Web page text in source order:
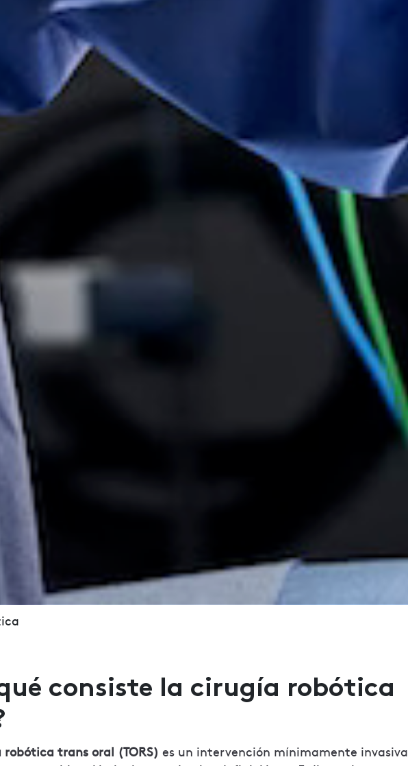
consiste la cirugía robótica
trans oral (TORS) es un intervención mínimamente invasiva